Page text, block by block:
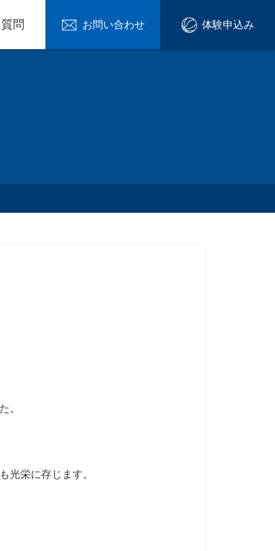
問 お問い合わせ 体験申込み
。
光栄に存じます。